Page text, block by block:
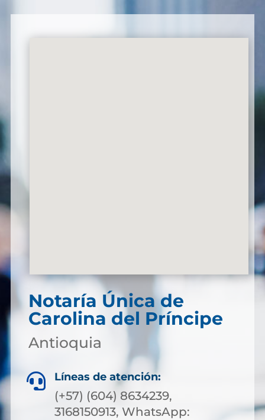
Notaría Única de
Carolina del Príncipe
Antioquia
 Líneas de atención:
(+57) (604) 8634239,
3168150913, WhatsApp: